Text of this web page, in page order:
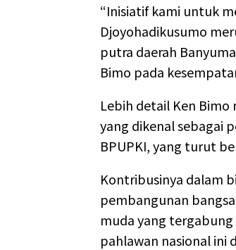
“Inisiatif kami untuk
Djoyohadikusumo
putra daerah
Bimo pada
Lebih detail Ken
yang dikenal sebagai
BPUPKI, yang turut
Kontribusinya dalam
pembangunan
muda yang
pahlawan nasional ini